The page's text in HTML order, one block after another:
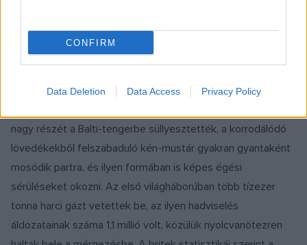
CONFIRM
Data Deletion Data Access Privacy Policy
Ekkorra már bevett gyakorlatként lőttek gázzal töltött
nem mindegyik robbant fel, és máig megtalálhatók a belga–
nagy részét a Balti-tengerbe süllyesztették, a korrodálódó
lövedékekből felszabaduló kén-mustár gyakran gyantaként
mosódik partra, és ilyen formában is képes égési
sérüléseket okozni. Az első világháborúban több tízezer
tonna harci gázt vetettek be, az ilyen hadviselés
áldozatainak száma 1,1 millió volt, közülük nyolcvanötezren